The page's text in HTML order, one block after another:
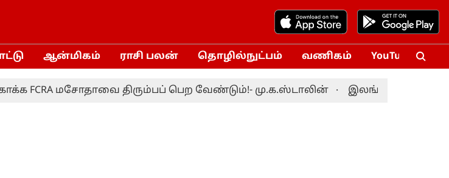
ஆன்மிகம் ராசி பலன் தொழில்நுட்பம் வணிகம் YouTube
FCRA மசோதாவை திரும்பப் பெற வேண்டும்!- மு.க.ஸ்டாலின் இலங்கைக்கு